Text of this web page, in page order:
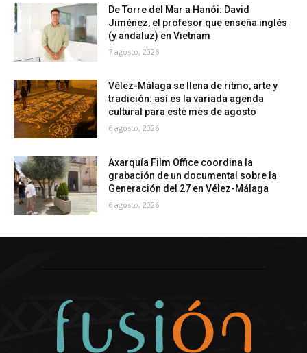
De Torre del Mar a Hanói: David
Jiménez, el profesor que enseña inglés
(y andaluz) en Vietnam
7 agosto, 2026
Vélez-Málaga se llena de ritmo, arte y
tradición: así es la variada agenda
cultural para este mes de agosto
6 agosto, 2026
Axarquía Film Office coordina la
grabación de un documental sobre la
Generación del 27 en Vélez-Málaga
6 agosto, 2026